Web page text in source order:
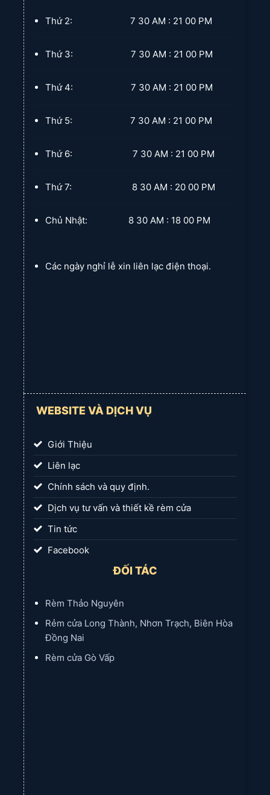
Thứ 2: 7 30 AM : 21 00 PM
Thứ 3: 7 30 AM : 21 00 PM
Thứ 4: 7 30 AM : 21 00 PM
Thứ 5: 7 30 AM : 21 00 PM
Thứ 6: 7 30 AM : 21 00 PM
Thứ 7: 8 30 AM : 20 00 PM
Chủ Nhật: 8 30 AM : 18 00 PM
Các ngày nghỉ lễ xin liên lạc điện thoại.
WEBSITE VÀ DỊCH VỤ
Giới Thiệu
Liên lạc
Chính sách và quy định.
Dịch vụ tư vấn và thiết kề rèm cửa
Tin tức
Facebook
ĐỐI TÁC
Rèm Thảo Nguyên
Rẻm cửa Long Thành, Nhơn Trạch, Biên Hòa
Đồng Nai
Rèm cửa Gò Vấp